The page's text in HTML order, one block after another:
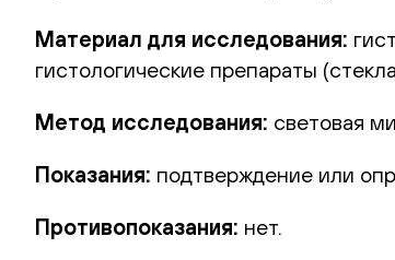
Материал для исследования:
гистологические препараты
Метод исследования: световая
Показания: подтверждение или
Противопоказания: нет.